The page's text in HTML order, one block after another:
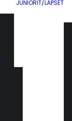
JUNIORIT/LAPSET